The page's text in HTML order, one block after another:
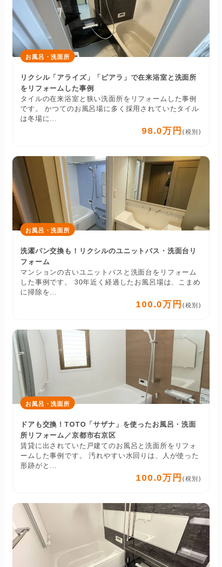
お風呂・洗面所
リクシル「アライズ」「ピアラ」で在来浴室と洗面所
をリフォームした事例
タイルの在来浴室と狭い洗面所をリフォームした事例
です。 かつてのお風呂場に多く採用されていたタイル
は冬場に...
98.0万円 (税別)
お風呂・洗面所
洗濯パン交換も！リクシルのユニットバス・洗面台リ
フォーム
マンションの古いユニットバスと洗面台をリフォーム
した事例です。 30年近く経過したお風呂場は、こまめ
に掃除を...
100.0万円 (税別)
お風呂・洗面所
ドアも交換！TOTO「サザナ」を使ったお風呂・洗面
所リフォーム／京都市右京区
賃貸に出されていた戸建てのお風呂と洗面所をリフォ
ームした事例です。 汚れやすい水回りは、人が使った
形跡がと...
100.0万円 (税別)